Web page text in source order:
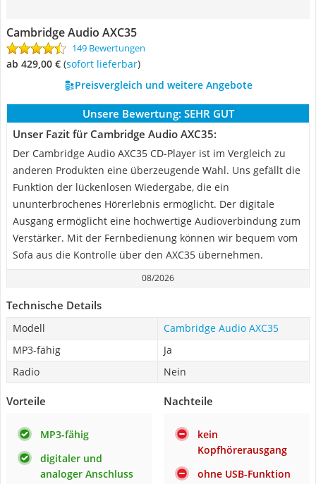
Cambridge Audio AXC35
149 Bewertungen
ab 429,00 € ( Sofort lieferbar)
Preisvergleich und weitere Angebote
Unsere Bewertung: SEHR GUT
Unser Fazit für Cambridge Audio AXC35:
Der Cambridge Audio AXC35 CD-Player ist im Vergleich zu
anderen Produkten eine überzeugende Wahl. Uns gefällt die
Funktion der lückenlosen Wiedergabe, die ein
ununterbrochenes Hörerlebnis ermöglicht. Der digitale
Ausgang ermöglicht eine hochwertige Audioverbindung zum
Verstärker. Mit der Fernbedienung können wir bequem vom
Sofa aus die Kontrolle über den AXC35 übernehmen.
08/2026
Technische Details
Modell
Cambridge Audio AXC35
MP3-fähig
Ja
Radio
Nein
Vorteile
MP3-fähig
digitaler und
analoger Anschluss
Nachteile
kein
Kopfhörerausgang
ohne USB-Funktion